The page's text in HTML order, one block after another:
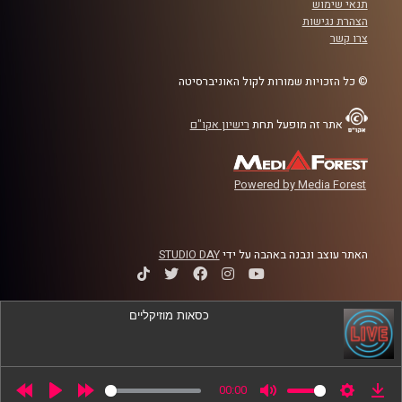
קרדיט תמונות:
תנאי שימוש
הצהרת נגישות
צרו קשר
© כל הזכויות שמורות לקול האוניברסיטה
אתר זה מופעל תחת רישיון אקו"ם
Powered by Media Forest
האתר עוצב ונבנה באהבה על ידיSTUDIO DAY
00:00
כסאות מוזיקליים